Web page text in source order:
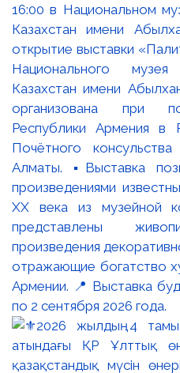
16:00 в Национальном
Казахстан имени
открытие выставки
Национального
Казахстан имени
организована при
Республики Армения в
Почётного
Алматы. ▪️Выставка
произведениями
XX века из музейной
представлены
произведения
отражающие богатство
Армении. 📍 Выставка
по 2 сентября 2026 года.